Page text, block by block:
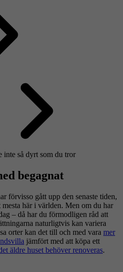
inte så dyrt som du tror
begagnat
förvisso gått upp den senaste tiden,
här i världen. Men om du har
– då har du förmodligen råd att
naturligtvis kan variera
orter kan det till och med vara mer
jämfört med att köpa ett
äldre huset behöver renoveras.